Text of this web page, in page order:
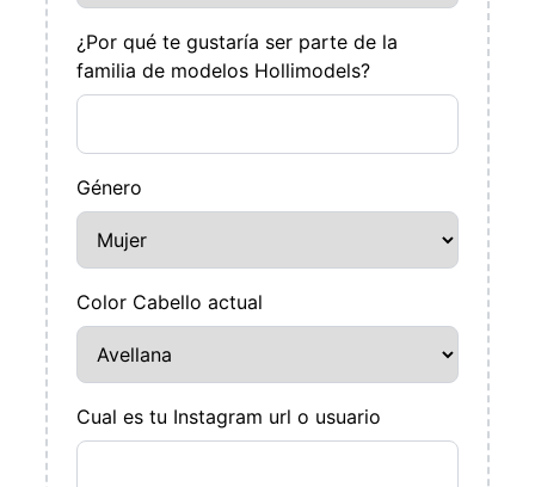
¿Por qué te gustaría ser parte de la
familia de modelos Hollimodels?
Género
Color Cabello actual
Cual es tu Instagram url o usuario